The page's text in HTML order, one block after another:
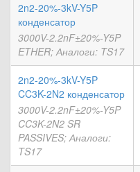
2n2-20%-3kV-Y5P
конденсатор
3000V-2.2nF±20%-Y5P
ETHER; Аналоги: TS17
2n2-20%-3kV-Y5P
CC3K-2N2 конденсатор
3000V-2.2nF±20%-Y5P
CC3K-2N2 SR
PASSIVES; Аналоги:
TS17